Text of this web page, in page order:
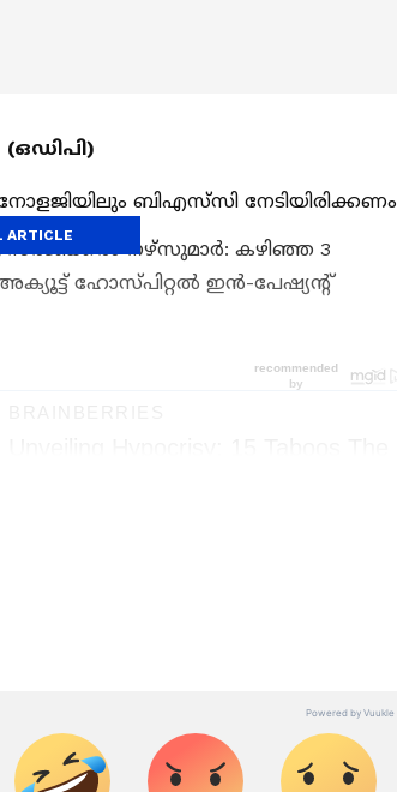
ബിഎസ്‌സി നേടിയിരിക്കണം
നഴ്‌സുമാർ: കഴിഞ്ഞ 3
ഹോസ്പിറ്റൽ ഇൻ-പേഷ്യന്റ്
ARTICLE